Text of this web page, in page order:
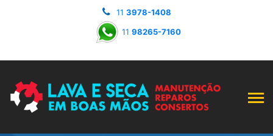
11 3978-1408
11 98265-7160